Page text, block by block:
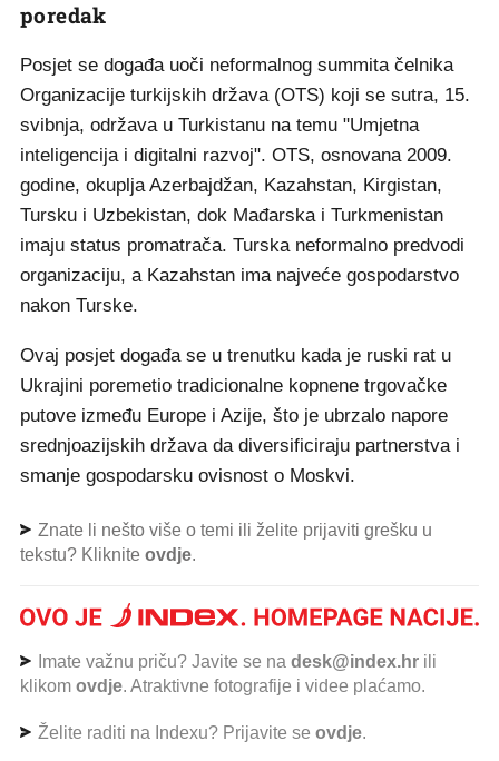
poredak
Posjet se događa uoči neformalnog summita čelnika
Organizacije turkijskih država (OTS) koji se sutra, 15.
svibnja, održava u Turkistanu na temu "Umjetna
inteligencija i digitalni razvoj". OTS, osnovana 2009.
godine, okuplja Azerbajdžan, Kazahstan, Kirgistan,
Tursku i Uzbekistan, dok Mađarska i Turkmenistan
imaju status promatrača. Turska neformalno predvodi
organizaciju, a Kazahstan ima najveće gospodarstvo
nakon Turske.
Ovaj posjet događa se u trenutku kada je ruski rat u
Ukrajini poremetio tradicionalne kopnene trgovačke
putove između Europe i Azije, što je ubrzalo napore
srednjoazijskih država da diversificiraju partnerstva i
smanje gospodarsku ovisnost o Moskvi.
Znate li nešto više o temi ili želite prijaviti grešku u
tekstu? Kliknite ovdje.
Imate važnu priču? Javite se na desk@index.hr ili
klikom ovdje. Atraktivne fotografije i videe plaćamo.
Želite raditi na Indexu? Prijavite se ovdje.